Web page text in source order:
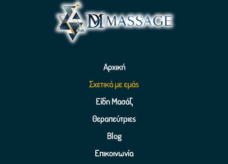
Αρχική
Σχετικά με εμάς
Είδη Μασάζ
Θεραπεύτριες
Blog
Επικοινωνία